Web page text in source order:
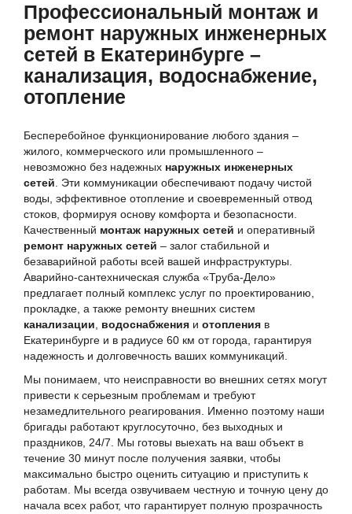
Профессиональный монтаж и
ремонт наружных инженерных
сетей в Екатеринбурге –
канализация, водоснабжение,
отопление
Бесперебойное функционирование любого здания –
жилого, коммерческого или промышленного –
невозможно без надежных наружных инженерных
сетей . Эти коммуникации обеспечивают подачу чистой
воды, эффективное отопление и своевременный отвод
стоков, формируя основу комфорта и безопасности.
Качественный монтаж наружных сетей и оперативный
ремонт наружных сетей – залог стабильной и
безаварийной работы всей вашей инфраструктуры.
Аварийно-сантехническая служба «Труба-Дело»
предлагает полный комплекс услуг по проектированию,
прокладке, а также ремонту внешних систем
канализации
водоснабжения и отопления в
Екатеринбурге и в радиусе 60 км от города, гарантируя
надежность и долговечность ваших коммуникаций.
Мы понимаем, что неисправности во внешних сетях могут
привести к серьезным проблемам и требуют
незамедлительного реагирования. Именно поэтому наши
бригады работают круглосуточно, без выходных и
праздников, 24/7. Мы готовы выехать на ваш объект в
течение 30 минут после получения заявки, чтобы
максимально быстро оценить ситуацию и приступить к
работам. Мы всегда озвучиваем честную и точную цену до
начала всех работ, что гарантирует полную прозрачность